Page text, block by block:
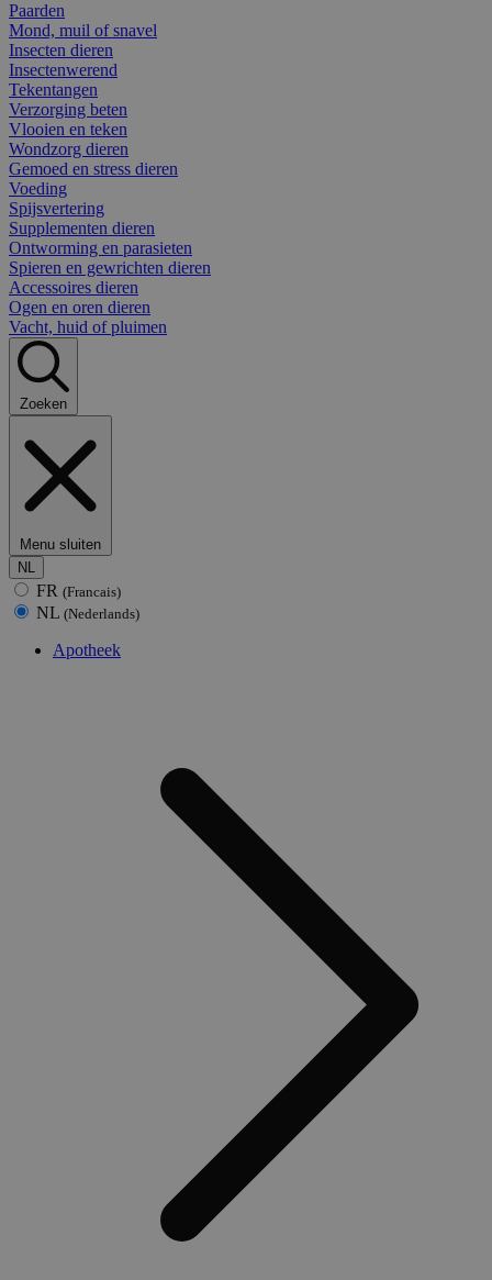
Paarden
Mond, muil of snavel
Insecten dieren
Insectenwerend
Tekentangen
Verzorging beten
Vlooien en teken
Wondzorg dieren
Gemoed en stress dieren
Voeding
Spijsvertering
Supplementen dieren
Ontworming en parasieten
Spieren en gewrichten dieren
Accessoires dieren
Ogen en oren dieren
Vacht, huid of pluimen
Zoeken
Menu sluiten
NL
FR (Francais)
NL (Nederlands)
Apotheek